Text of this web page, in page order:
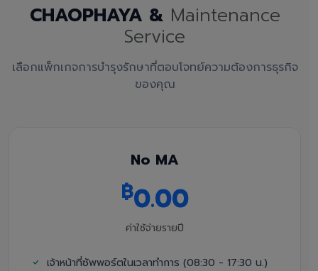
CHAOPHAYA & Maintenance
Service
เลือกแพ็กเกจการบำรุงรักษาที่ตอบโจทย์ความต้องการธุรกิจ
ของคุณ
No MA
฿0.00
ค่าใช้จ่ายรายปี
เจ้าหน้าที่ซัพพอร์ตในเวลาทำการ (08:30 - 17:30 น.)